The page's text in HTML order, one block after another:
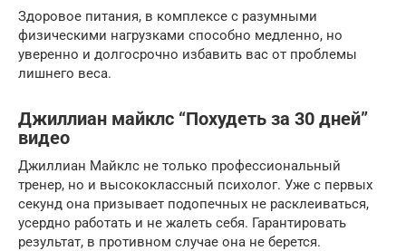
Здоровое питания, в комплексе с разумными
физическими нагрузками способно медленно, но
уверенно и долгосрочно избавить вас от проблемы
лишнего веса.
Джиллиан майклс “Похудеть за 30 дней”
видео
Джиллиан Майклс не только профессиональный
тренер, но и высококлассный психолог. Уже с первых
секунд она призывает подопечных не расклеиваться,
усердно работать и не жалеть себя. Гарантировать
результат, в противном случае она не берется.